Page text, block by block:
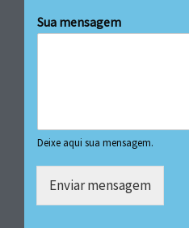
Sua mensagem
Deixe aqui sua mensagem.
Enviar mensagem